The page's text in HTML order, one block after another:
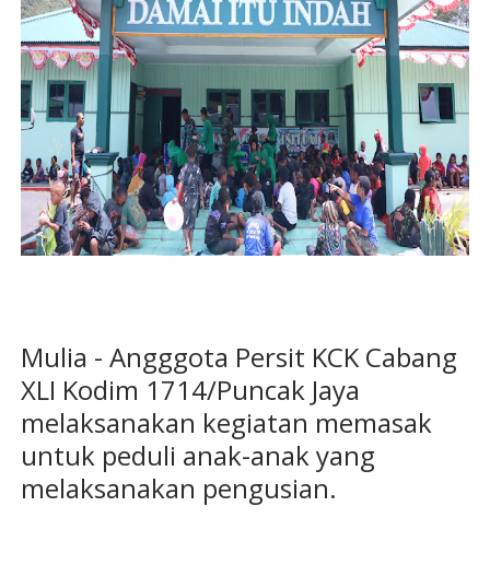
Mulia - Angggota Persit KCK Cabang
XLI Kodim 1714/Puncak Jaya
melaksanakan kegiatan memasak
untuk peduli anak-anak yang
melaksanakan pengusian.